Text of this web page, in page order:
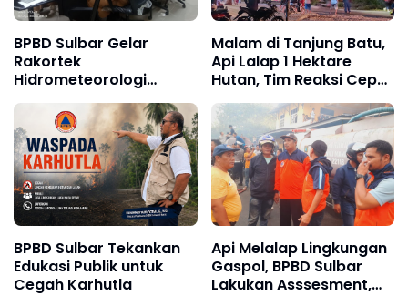
BPBD Sulbar Gelar
Rakortek
Hidrometeorologi
Kering, Perkuat
Kesiapsiagaan Hadapi
Musim Kemarau
Malam di Tanjung Batu,
Api Lalap 1 Hektare
Hutan, Tim Reaksi Cepat
Dikerahkan
BPBD Sulbar Tekankan
Edukasi Publik untuk
Cegah Karhutla
Api Melalap Lingkungan
Gaspol, BPBD Sulbar
Lakukan Asssesment,